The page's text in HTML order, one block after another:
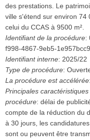
des prestations. Le
ville s'étend sur environ 74
celui du CCAS à 9500 m².
Identifiant de la procédure:
f998-4867-9eb5-
Identifiant interne: 2025/22
Type de procédure:
La procédure est accélérée:
Principales
procédure: délai de
compte de la réduction du
à 30 jours, les
sont ou peuvent être